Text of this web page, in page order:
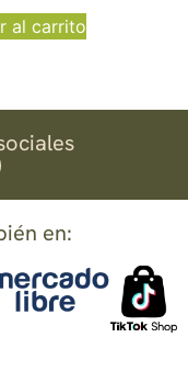
al carrito
en: